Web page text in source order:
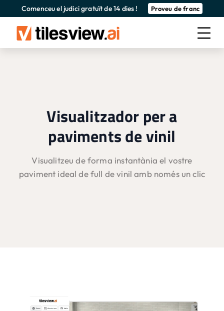
Comenceu el judici gratuït de 14 dies ! Proveu de franc
Visualitzador per a
paviments de vinil
Visualitzeu de forma instantània el vostre
paviment ideal de full de vinil amb només un clic